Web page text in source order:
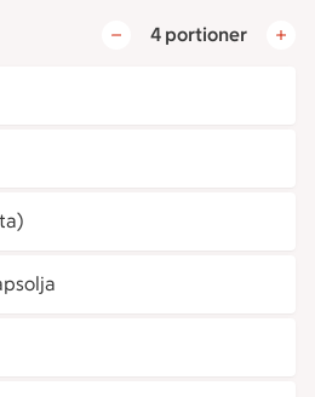
4 portioner